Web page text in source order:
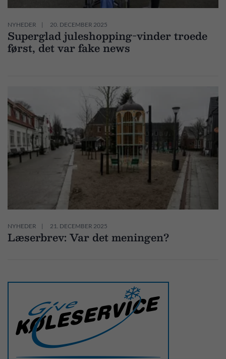
NYHEDER 20. DECEMBER 2025
Superglad juleshopping-vinder troede
først, det var fake news
NYHEDER 21. DECEMBER 2025
Læserbrev: Var det meningen?